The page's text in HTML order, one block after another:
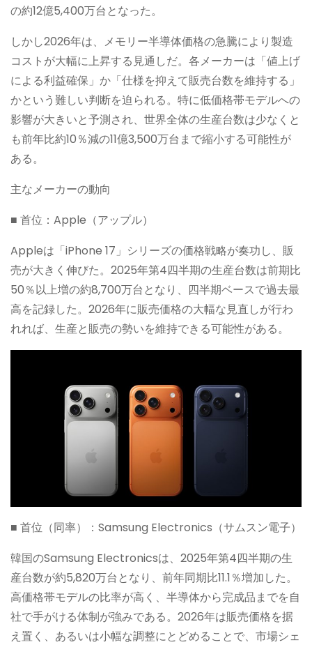
の約12億5,400万台となった。
しかし2026年は、メモリー半導体価格の急騰により製造
コストが大幅に上昇する見通しだ。各メーカーは「値上げ
による利益確保」か「仕様を抑えて販売台数を維持する」
かという難しい判断を迫られる。特に低価格帯モデルへの
影響が大きいと予測され、世界全体の生産台数は少なくと
も前年比約10％減の11億3,500万台まで縮小する可能性が
ある。
主なメーカーの動向
■ 首位：Apple（アップル）
Appleは「iPhone 17」シリーズの価格戦略が奏功し、販
売が大きく伸びた。2025年第4四半期の生産台数は前期比
50％以上増の約8,700万台となり、四半期ベースで過去最
高を記録した。2026年に販売価格の大幅な見直しが行わ
れれば、生産と販売の勢いを維持できる可能性がある。
■ 首位（同率）：Samsung Electronics（サムスン電子）
韓国のSamsung Electronicsは、2025年第4四半期の生
産台数が約5,820万台となり、前年同期比11.1％増加した。
高価格帯モデルの比率が高く、半導体から完成品までを自
社で手がける体制が強みである。2026年は販売価格を据
え置く、あるいは小幅な調整にとどめることで、市場シェ